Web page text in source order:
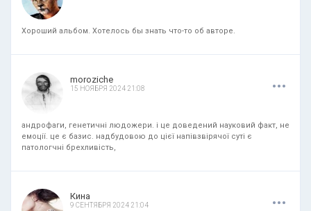
Хороший альбом. Хотелось бы знать что-то об авторе.
moroziche
15 НОЯБРЯ 2024 21:08 ...
андрофаги, генетичні людожери. і це доведений науковий факт, не
емоції. це є базис. надбудовою до цієї напівзвірячої суті є
патологчні брехливість,
Кина
9 СЕНТЯБРЯ 2024 21:04 ...